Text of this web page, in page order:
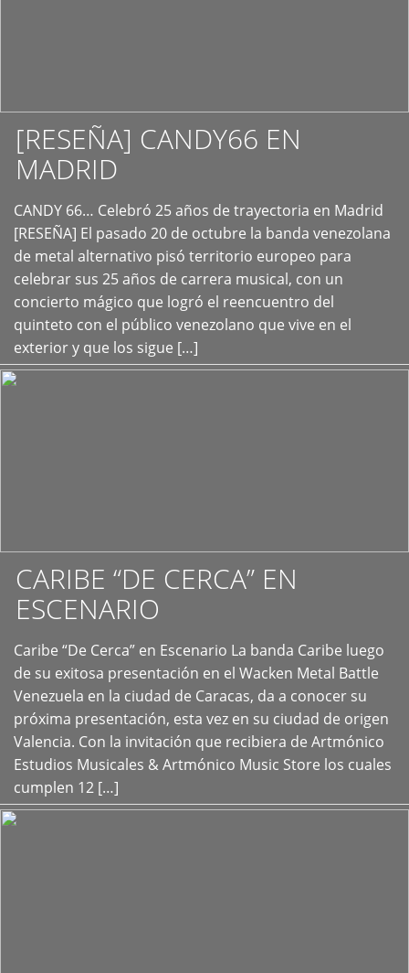
[RESEÑA] CANDY66 EN
MADRID
CANDY 66… Celebró 25 años de trayectoria en Madrid
[RESEÑA] El pasado 20 de octubre la banda venezolana
de metal alternativo pisó territorio europeo para
celebrar sus 25 años de carrera musical, con un
concierto mágico que logró el reencuentro del
quinteto con el público venezolano que vive en el
exterior y que los sigue […]
+
CARIBE “DE CERCA” EN
ESCENARIO
Caribe “De Cerca” en Escenario La banda Caribe luego
de su exitosa presentación en el Wacken Metal Battle
Venezuela en la ciudad de Caracas, da a conocer su
próxima presentación, esta vez en su ciudad de origen
Valencia. Con la invitación que recibiera de Artmónico
Estudios Musicales & Artmónico Music Store los cuales
cumplen 12 […]
+